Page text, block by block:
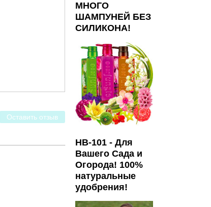
Оставить отзыв
МНОГО
ШАМПУНЕЙ БЕЗ
СИЛИКОНА!
HB-101 - Для
Вашего Сада и
Огорода! 100%
натуральные
удобрения!